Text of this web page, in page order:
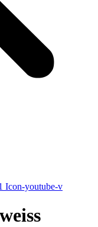
Icon-youtube-v